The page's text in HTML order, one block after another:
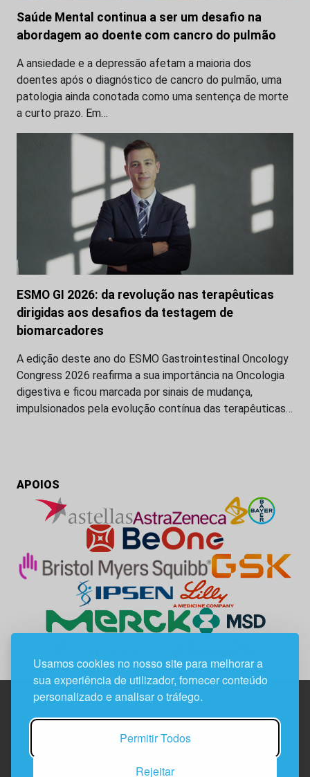
Usamos cookies no nosso site para melhorar a
sua experiência de utilizador, fornecer conteúdo
personalizado e analisar o tráfego.
Permitir Todos
Rejeitar
Saúde Mental continua a ser um desafio na
abordagem ao doente com cancro do pulmão
A ansiedade e a depressão afetam a maioria dos
doentes após o diagnóstico de cancro do pulmão, uma
patologia ainda conotada como uma sentença de morte
a curto prazo. Em…
ESMO GI 2026: da revolução nas terapêuticas
dirigidas aos desafios da testagem de
biomarcadores
A edição deste ano do ESMO Gastrointestinal Oncology
Congress 2026 reafirma a sua importância na Oncologia
digestiva e ficou marcada por sinais de mudança,
impulsionados pela evolução contínua das terapêuticas…
APOIOS
Edif. Lisboa Oriente | Av. Infante D. Henrique, n.º 333H, esc.
1800-282 Lisboa | Portugal